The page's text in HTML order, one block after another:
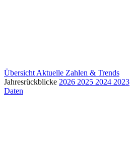
Übersicht Aktuelle Zahlen & Trends
Jahresrückblicke 2026 2025 2024 2023
Daten